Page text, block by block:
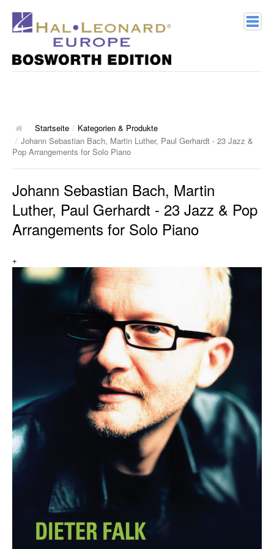
Geschichte
Kontakt
Kategorien & Produkte
Songbooks
10 Charthits
Die Ärzte
Die Toten Hosen
Rosenstolz
Die kleinen Songbooks
Die großen Songbooks
Sounds Good On-Serie
Hit Session-Reihe
Diverse Bands & Interpreten
Beat It!
Melodie, Text & Akkorde
Startseite / Kategorien & Produkte
/ Johann Sebastian Bach, Martin Luther, Paul Gerhardt - 23 Jazz &
Pop Arrangements for Solo Piano
Johann Sebastian Bach, Martin
Luther, Paul Gerhardt - 23 Jazz & Pop
Arrangements for Solo Piano
+